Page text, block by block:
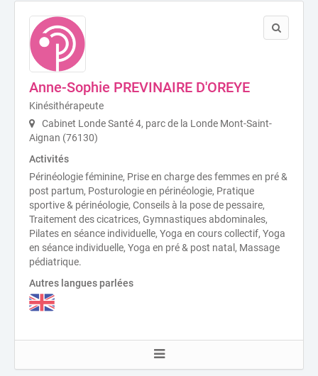
Anne-Sophie PREVINAIRE D'OREYE
Kinésithérapeute
Cabinet Londe Santé 4, parc de la Londe Mont-Saint-
Aignan (76130)
Activités
Périnéologie féminine, Prise en charge des femmes en pré &
post partum, Posturologie en périnéologie, Pratique
sportive & périnéologie, Conseils à la pose de pessaire,
Traitement des cicatrices, Gymnastiques abdominales,
Pilates en séance individuelle, Yoga en cours collectif, Yoga
en séance individuelle, Yoga en pré & post natal, Massage
pédiatrique.
Autres langues parlées